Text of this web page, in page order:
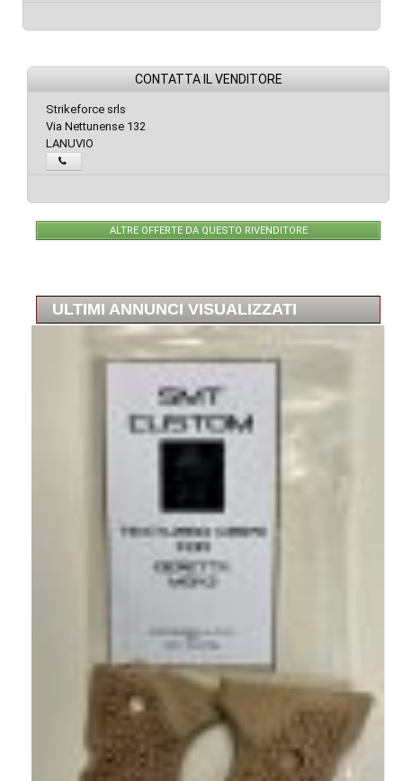
CONTATTA IL VENDITORE
Strikeforce srls
Via Nettunense 132
LANUVIO
ALTRE OFFERTE DA QUESTO RIVENDITORE
ULTIMI ANNUNCI VISUALIZZATI